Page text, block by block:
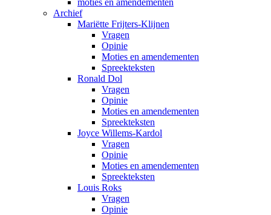
moties en amendementen
Archief
Mariëtte Frijters-Klijnen
Vragen
Opinie
Moties en amendementen
Spreekteksten
Ronald Dol
Vragen
Opinie
Moties en amendementen
Spreekteksten
Joyce Willems-Kardol
Vragen
Opinie
Moties en amendementen
Spreekteksten
Louis Roks
Vragen
Opinie